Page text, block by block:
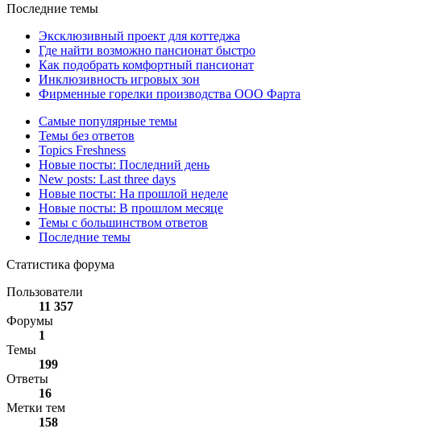
Последние темы
Эксклюзивный проект для коттеджа
Где найти возможно пансионат быстро
Как подобрать комфортный пансионат
Инклюзивность игровых зон
Фирменные горелки производства ООО Фарта
Самые популярные темы
Темы без ответов
Topics Freshness
Новые посты: Последний день
New posts: Last three days
Новые посты: На прошлой неделе
Новые посты: В прошлом месяце
Темы с большинством ответов
Последние темы
Статистика форума
Пользователи
11 357
Форумы
1
Темы
199
Ответы
16
Метки тем
158